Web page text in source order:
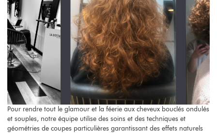
Pour rendre tout le glamour et la féerie aux cheveux bouclés ondulés
et souples, notre équipe utilise des soins et des techniques et
géométries de coupes particulières garantissant des effets naturels